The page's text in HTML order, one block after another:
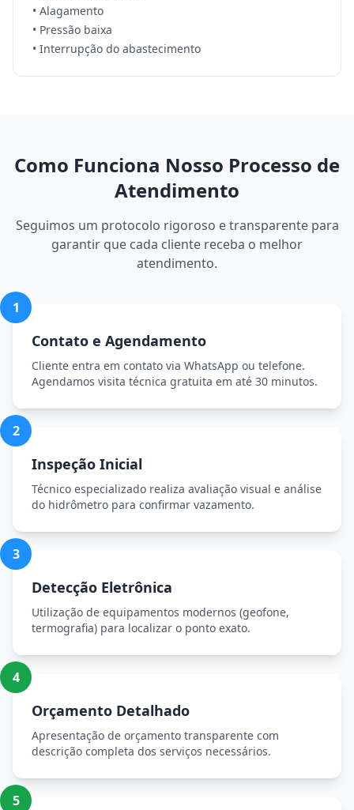
• Alagamento
• Pressão baixa
• Interrupção do abastecimento
Como Funciona Nosso Processo de
Atendimento
Seguimos um protocolo rigoroso e transparente para
garantir que cada cliente receba o melhor
atendimento.
1
Contato e Agendamento
Cliente entra em contato via WhatsApp ou telefone.
Agendamos visita técnica gratuita em até 30 minutos.
2
Inspeção Inicial
Técnico especializado realiza avaliação visual e análise
do hidrômetro para confirmar vazamento.
3
Detecção Eletrônica
Utilização de equipamentos modernos (geofone,
termografia) para localizar o ponto exato.
4
Orçamento Detalhado
Apresentação de orçamento transparente com
descrição completa dos serviços necessários.
5